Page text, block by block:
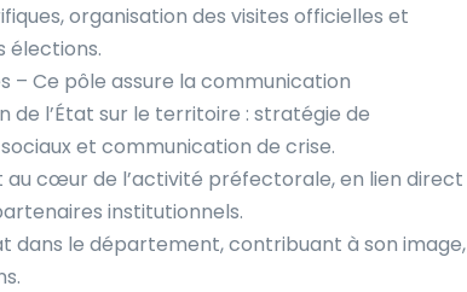
organisation des visites officielles et
élections.
– Ce pôle assure la communication
de l’État sur le territoire : stratégie de
et communication de crise.
cœur de l’activité préfectorale, en lien direct
institutionnels.
dans le département, contribuant à son image,